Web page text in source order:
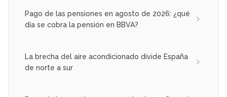
Pago de las pensiones en agosto de 2026: ¿qué
día se cobra la pensión en BBVA?
La brecha del aire acondicionado divide España
de norte a sur